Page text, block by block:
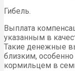
Гибель.
Выплата
указанным в
Такие денежные
близким,
кормильцем в